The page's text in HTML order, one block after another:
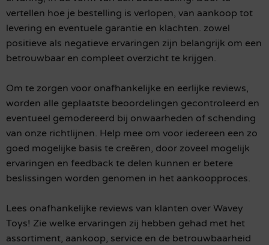
vertellen hoe je bestelling is verlopen, van aankoop tot
levering en eventuele garantie en klachten. zowel
positieve als negatieve ervaringen zijn belangrijk om een
betrouwbaar en compleet overzicht te krijgen.
Om te zorgen voor onafhankelijke en eerlijke reviews,
worden alle geplaatste beoordelingen gecontroleerd en
eventueel gemodereerd bij onwaarheden of schending
van onze richtlijnen. Help mee om voor iedereen een zo
goed mogelijke basis te creëren, door zoveel mogelijk
ervaringen en feedback te delen kunnen er betere
beslissingen worden genomen in het aankoopproces.
Lees onafhankelijke reviews van klanten over Wavey
Toys! Zie welke ervaringen zij hebben gehad met het
assortiment, aankoop, service en de betrouwbaarheid